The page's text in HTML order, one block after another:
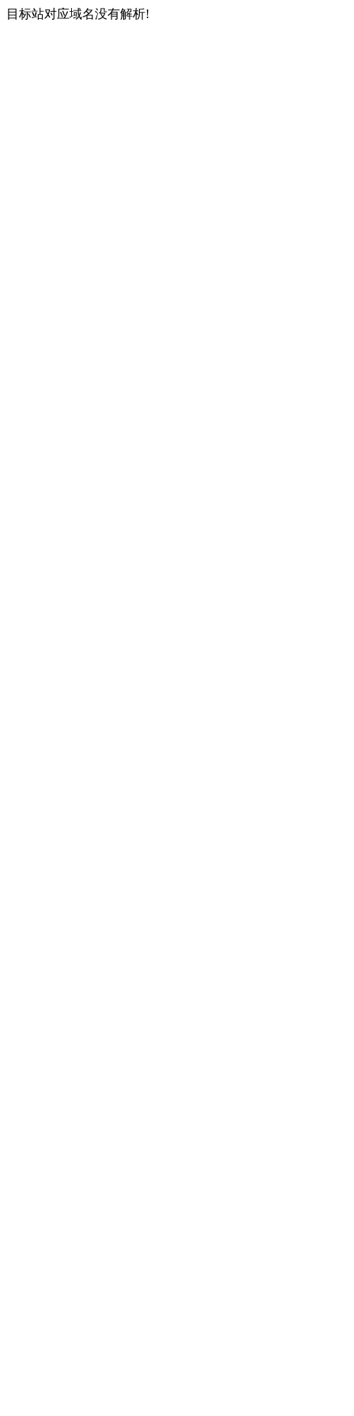
目标站对应域名没有解析!